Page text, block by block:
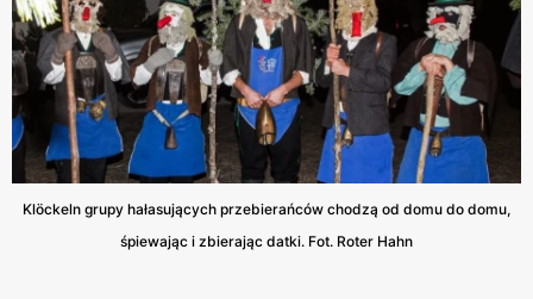
Klöckeln grupy hałasujących przebierańców chodzą od domu do domu,
śpiewając i zbierając datki. Fot. Roter Hahn